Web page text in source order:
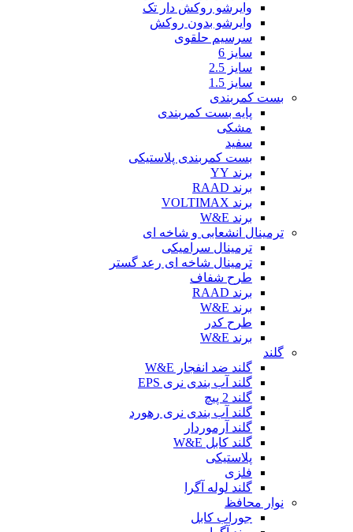
وایرشو روکش دار تک
وایرشو بدون روکش
سرسیم حلقوی
سایز 6
سایز 2.5
سایز 1.5
بست کمربندی
پایه بست کمربندی
مشکی
سفید
بست کمربندی پلاستیکی
برند YY
برند RAAD
برند VOLTIMAX
برند W&E
ترمینال انشعابی و شاخه ای
ترمینال سرامیکی
ترمینال شاخه ای رعد گستر
طرح شفاف
برند RAAD
برند W&E
طرح کدر
برند W&E
گلند
گلند ضد انفجار W&E
گلند آب بندی نری EPS
گلند 2 پیچ
گلند آب بندی نری رهورد
گلند آرموردار
گلند کابل W&E
پلاستیکی
فلزی
گلند لوله آگرا
نوار محافظ
جوراب کابل